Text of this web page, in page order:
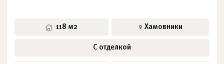
118 м2 Хамовники
С отделкой